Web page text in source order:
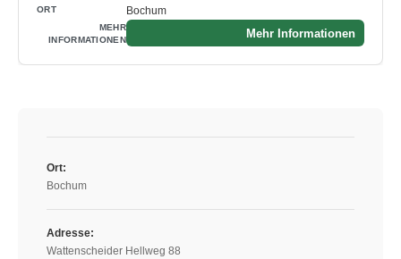
Bochum
Mehr Informationen
Ort:
Bochum
Adresse:
Wattenscheider Hellweg 88